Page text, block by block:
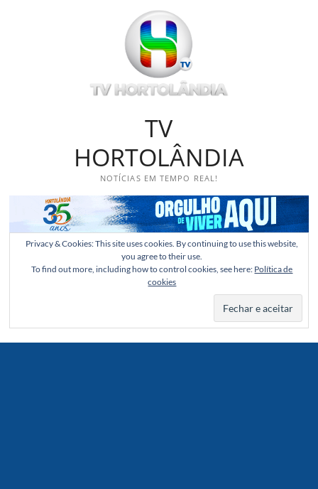
TV
HORTOLÂNDIA
NOTÍCIAS EM TEMPO REAL!
Privacy & Cookies: This site uses cookies. By continuing to use this website,
you agree to their use.
To find out more, including how to control cookies, see here: Política de
cookies